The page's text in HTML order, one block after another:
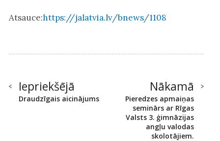
Atsauce:https://jalatvia.lv/bnews/1108
Iepriekšējā
Draudzīgais aicinājums
Nākamā
Pieredzes apmaiņas
seminārs ar Rīgas
Valsts 3. ģimnāzijas
angļu valodas
skolotājiem.